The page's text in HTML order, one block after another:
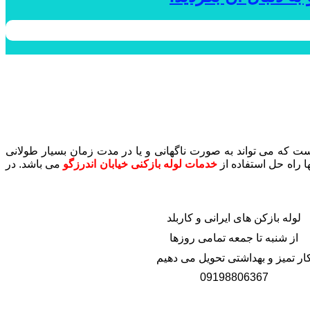
که می تواند به صورت ناگهانی و یا در مدت زمان بسیار طولانی
راه حل استفاده ازخدمات لوله بازکنی خیابان اندرزگو می باشد. در
لوله بازکن های ایرانی و کاربلد
از شنبه تا جمعه تمامی روزها
تمیز و بهداشتی تحویل می دهیم
09198806367